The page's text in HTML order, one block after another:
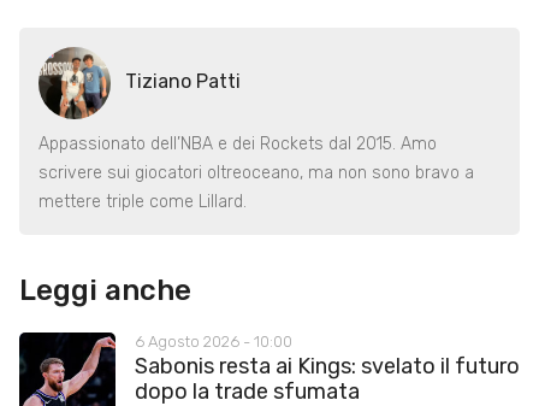
Tiziano Patti
Appassionato dell’NBA e dei Rockets dal 2015. Amo
scrivere sui giocatori oltreoceano, ma non sono bravo a
mettere triple come Lillard.
Leggi anche
6 Agosto 2026 - 10:00
Sabonis resta ai Kings: svelato il futuro
dopo la trade sfumata